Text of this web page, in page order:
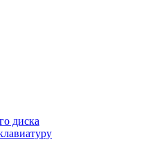
диска